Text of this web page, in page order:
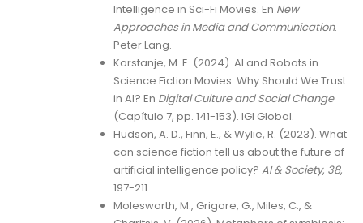
Intelligence in Sci-Fi Movies. En New
Approaches in Media and Communication.
Peter Lang.
Korstanje, M. E. (2024). AI and Robots in
Science Fiction Movies: Why Should We Trust
in AI? En Digital Culture and Social Change
(Capítulo 7, pp. 141-153). IGI Global.
Hudson, A. D., Finn, E., & Wylie, R. (2023). What
can science fiction tell us about the future of
artificial intelligence policy? AI & Society, 38,
197-211.
Molesworth, M., Grigore, G., Miles, C., &